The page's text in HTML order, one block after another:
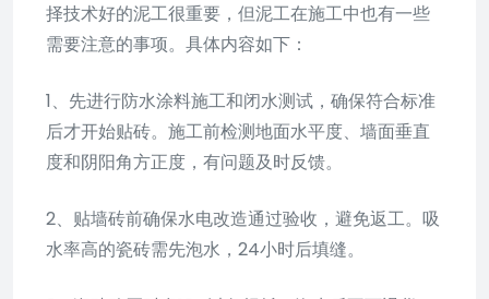
择技术好的泥工很重要，但泥工在施工中也有一些
需要注意的事项。具体内容如下：
1、先进行防水涂料施工和闭水测试，确保符合标准
后才开始贴砖。施工前检测地面水平度、墙面垂直
度和阴阳角方正度，有问题及时反馈。
2、贴墙砖前确保水电改造通过验收，避免返工。吸
水率高的瓷砖需先泡水，24小时后填缝。